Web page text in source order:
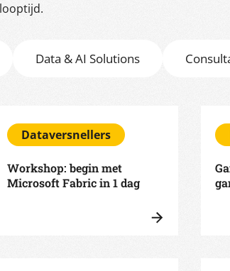
Data & AI Solutions
Dataversnellers
Workshop: begin met
Microsoft Fabric in 1 dag